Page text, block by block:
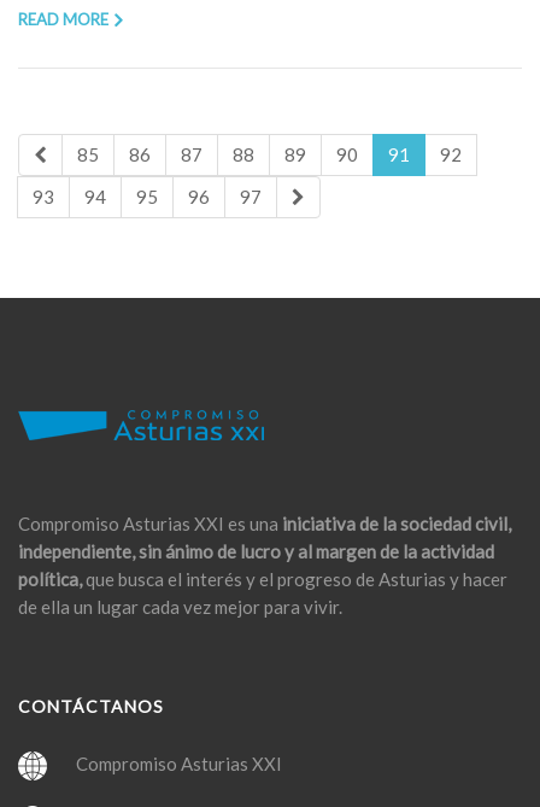
READ MORE
85 86 87 88 89 90 91
92
93
94 95 96 97
Compromiso Asturias XXI es una iniciativa de la sociedad civil,
independiente, sin ánimo de lucro y al margen de la actividad
política,que busca el interés y el progreso de Asturias y hacer
de ella un lugar cada vez mejor para vivir.
CONTÁCTANOS
Compromiso Asturias XXI